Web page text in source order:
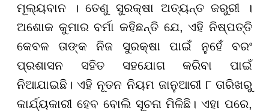
ମୂଲ୍ୟବାନ । ତେଣୁ ସୁରକ୍ଷା ଅତ୍ୟନ୍ତ ଜରୁରୀ ।
ଅଶୋକ କୁମାର ବର୍ମା କହିଛନ୍ତି ଯେ, ଏହି ନିଷ୍ପତ୍ତି
କେବଳ ତାଙ୍କ ନିଜ ସୁରକ୍ଷା ପାଇଁ ନୁହେଁ ବରଂ
ପ୍ରଶାସନ ସହିତ ସହଯୋଗ କରିବା ପାଇଁ
ନିଆଯାଇଛି। ଏହି ନୂତନ ନିୟମ ଜାନୁଆରୀ ୮ ତାରିଖରୁ
କାର୍ଯ୍ୟକାରୀ ହେବ ବୋଲି ସୂଚନା ମିଳିଛି। ଏହା ପରେ,